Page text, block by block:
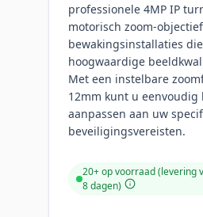
professionele 4MP IP
motorisch zoom-
bewakingsinstallaties
hoogwaardige
Met een instelbare
12mm kunt u eenvoudig
aanpassen aan uw
beveiligingsvereisten.
20+ op voorraad (levering
8 dagen)